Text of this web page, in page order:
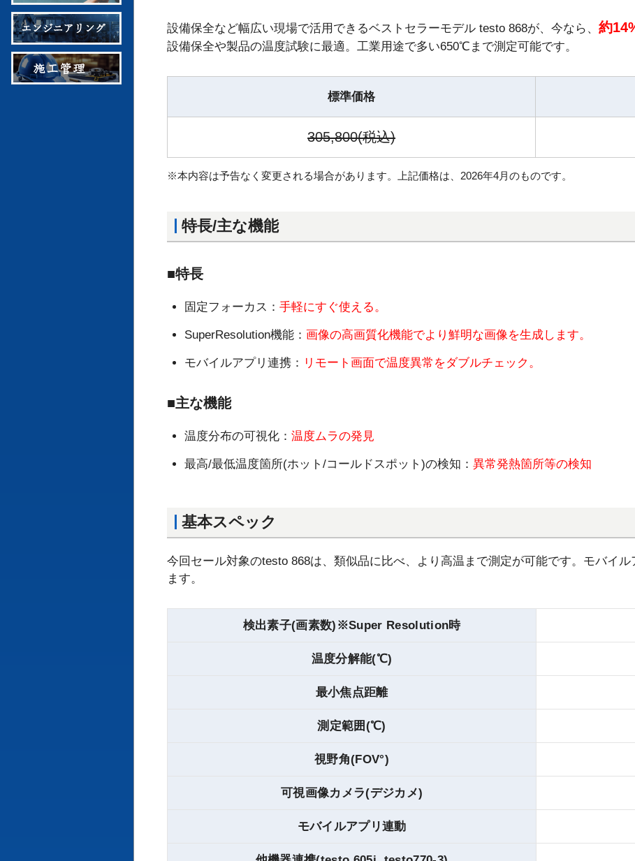
設備保全など幅広い現場で活用できるベストセラーモデル testo 868が、今なら、約
設備保全や製品の温度試験に最適。⼯業⽤途で多い650℃まで測定可能です。
標準価格
305,800(税込)
※本内容は予告なく変更される場合があります。上記価格は、2026年4月のものです。
特長/主な機能
■特長
固定フォーカス：手軽にすぐ使える。
SuperResolution機能： 画像の高画質化機能でより鮮明な画像を生成します。
モバイルアプリ連携： リモート画面で温度異常をダブルチェック。
■主な機能
温度分布の可視化：温度ムラの発見
最高/最低温度箇所(ホット/コールドスポット)の検知：異常発熱箇所等の検知
基本スペック
今回セール対象のtesto 868は、類似品に比べ、より高温まで測定が可能です。モバイ
ます。
検出素子(画素数)※Super Resolution時
温度分解能(℃)
最小焦点距離
測定範囲(℃)
視野角(FOV°)
可視画像カメラ(デジカメ)
モバイルアプリ連動